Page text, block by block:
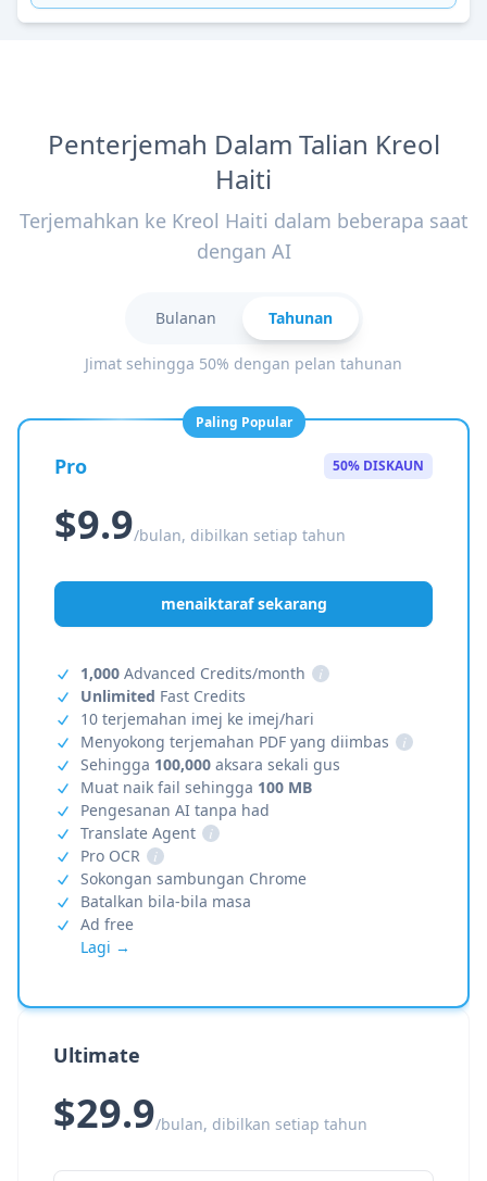
Penterjemah Dalam Talian Kreol
Haiti
Terjemahkan ke Kreol Haiti dalam beberapa saat
dengan AI
Bulanan Tahunan
Jimat sehingga 50% dengan pelan tahunan
Paling Popular
Pro 50% DISKAUN
$9.9/bulan, dibilkan setiap tahun
menaiktaraf sekarang
1,000 Advanced Credits/month
i
Unlimited Fast Credits
10 terjemahan imej ke imej/hari
Menyokong terjemahan PDF yang diimbas
i
Sehingga 100,000 aksara sekali gus
Muat naik fail sehingga 100 MB
Pengesanan AI tanpa had
Translate Agent
i
Pro OCR
i
Sokongan sambungan Chrome
Batalkan bila-bila masa
Ad free
Lagi →
Ultimate
$29.9/bulan, dibilkan setiap tahun